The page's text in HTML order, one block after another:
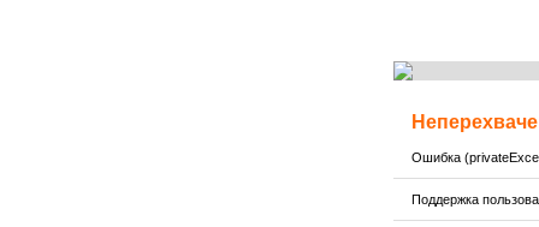
Ошибка
Поддержка